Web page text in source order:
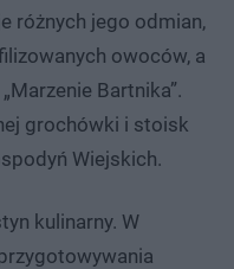
różnych jego odmian,
owoców, a
Bartnika”.
grochówki i stoisk
Wiejskich.
kulinarny. W